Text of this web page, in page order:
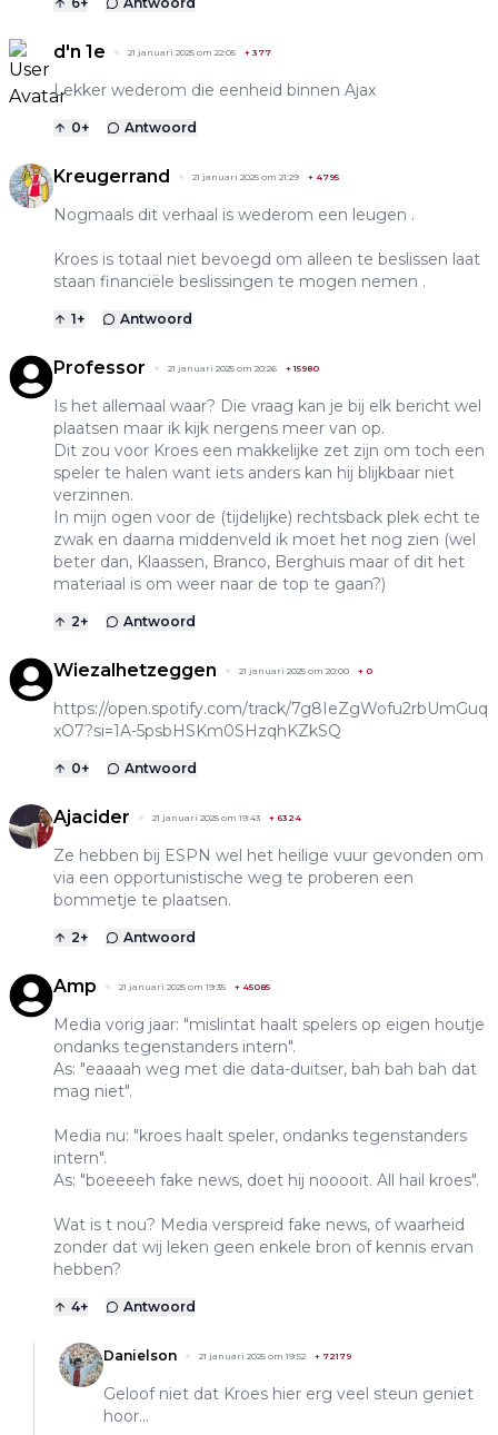
d'n 1e 21 januari 2025 om 22:05 + 377
Lekker wederom die eenheid binnen Ajax
0+ Antwoord
Kreugerrand 21 januari 2025 om 21:29 + 4795
Nogmaals dit verhaal is wederom een leugen .
Kroes is totaal niet bevoegd om alleen te beslissen laat
staan financiële beslissingen te mogen nemen .
1+ Antwoord
Professor 21 januari 2025 om 20:26 +15980
Is het allemaal waar? Die vraag kan je bij elk bericht wel
plaatsen maar ik kijk nergens meer van op.
Dit zou voor Kroes een makkelijke zet zijn om toch een
speler te halen want iets anders kan hij blijkbaar niet
verzinnen.
In mijn ogen voor de (tijdelijke) rechtsback plek echt te
zwak en daarna middenveld ik moet het nog zien (wel
beter dan, Klaassen, Branco, Berghuis maar of dit het
materiaal is om weer naar de top te gaan?)
2+ Antwoord
Wiezalhetzeggen 21 januari 2025 om 20:00 + 0
https://open.spotify.com/track/7g8IeZgWofu2rbUmGuq
xO7?si=1A-5psbHSKm0SHzqhKZkSQ
0+ Antwoord
Ajacider 21 januari 2025 om 19:43 + 6324
Ze hebben bij ESPN wel het heilige vuur gevonden om
via een opportunistische weg te proberen een
bommetje te plaatsen.
2+ Antwoord
Amp 21 januari 2025 om 19:35 + 45085
Media vorig jaar: "mislintat haalt spelers op eigen houtje
ondanks tegenstanders intern".
As: "eaaaah weg met die data-duitser, bah bah bah dat
mag niet".
Media nu: "kroes haalt speler, ondanks tegenstanders
intern".
As: "boeeeeh fake news, doet hij nooooit. All hail kroes".
Wat is t nou? Media verspreid fake news, of waarheid
zonder dat wij leken geen enkele bron of kennis ervan
hebben?
4+ Antwoord
Danielson 21 januari 2025 om 19:52 + 72179
Geloof niet dat Kroes hier erg veel steun geniet
hoor...